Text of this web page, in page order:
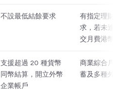
不設最低結餘要求
有指定理財總
求，若未達標
交月費港幣
支援超過 20 種貨幣
同幣結算，開立外幣
企業帳戶
商業綜合戶口
蓄及多種外幣